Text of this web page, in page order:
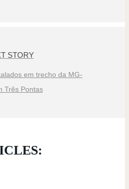
STORY
em trecho da MG-
Três Pontas